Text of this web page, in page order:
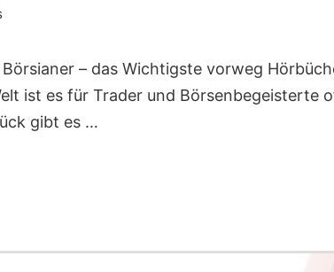
– das Wichtigste vorweg
ist es für Trader und Börsenbegeisterte
gibt es …